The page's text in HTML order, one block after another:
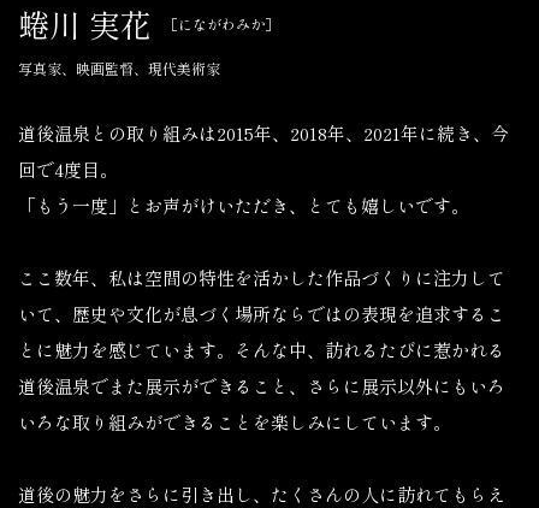
蜷川 実花 ［にながわみか］
写真家、映画監督、現代美術家
道後温泉との取り組みは2015年、2018年、2021年に続き、今
回で4度目。
「もう一度」とお声がけいただき、とても嬉しいです。
ここ数年、私は空間の特性を活かした作品づくりに注力して
いて、歴史や文化が息づく場所ならではの表現を追求するこ
とに魅力を感じています。そんな中、訪れるたびに惹かれる
道後温泉でまた展示ができること、さらに展示以外にもいろ
いろな取り組みができることを楽しみにしています。
道後の魅力をさらに引き出し、たくさんの人に訪れてもらえ